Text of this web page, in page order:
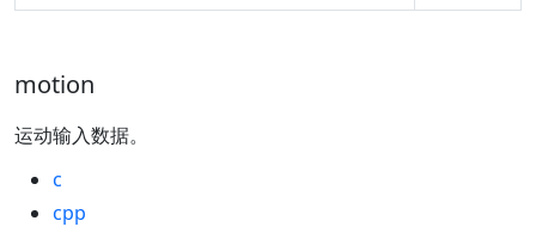
motion
运动输入数据。
c
cpp